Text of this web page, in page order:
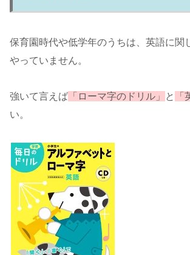
保育園時代や低学年のうちは、英語に関
やっていません。
強いて言えば 「ローマ字のドリル」 と 「
い。